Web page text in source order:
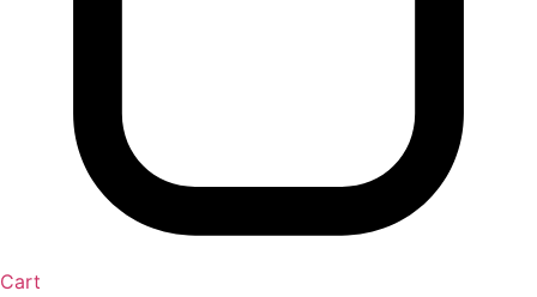
Cart